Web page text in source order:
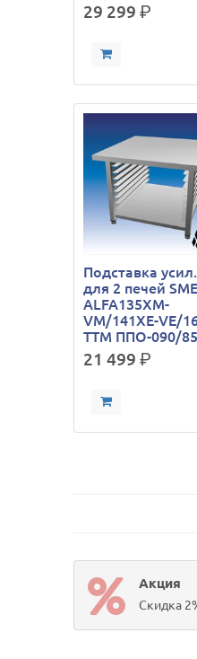
29 299р.
Подставка усил.
для 2 печей
ALFA135XM-
VM/141XE-VE/
ТТМ ППО-090/
21 499р.
Акция
Скидка